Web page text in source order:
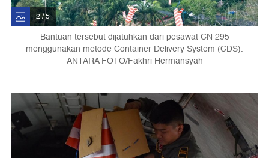
2 / 5
Bantuan tersebut dijatuhkan dari pesawat CN 295
menggunakan metode Container Delivery System (CDS).
ANTARA FOTO/Fakhri Hermansyah